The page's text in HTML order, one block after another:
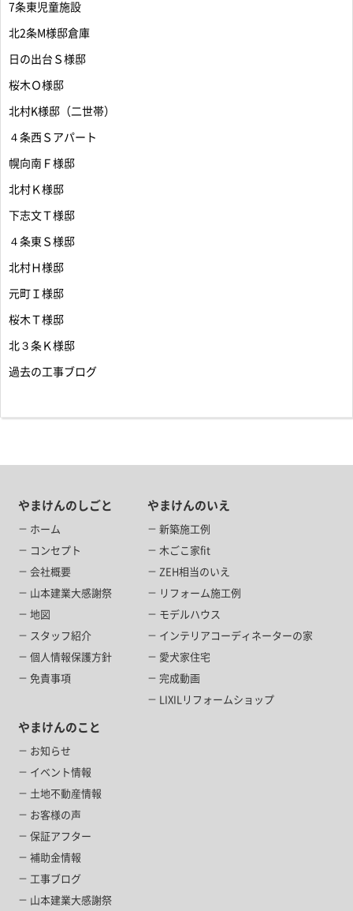
7条東児童施設
北2条M様邸倉庫
日の出台Ｓ様邸
桜木Ｏ様邸
北村K様邸（二世帯）
４条西Ｓアパート
幌向南Ｆ様邸
北村Ｋ様邸
下志文Ｔ様邸
４条東Ｓ様邸
北村Ｈ様邸
元町Ｉ様邸
桜木Ｔ様邸
北３条Ｋ様邸
過去の工事ブログ
やまけんのしごと
ホーム
コンセプト
会社概要
山本建業大感謝祭
地図
スタッフ紹介
個人情報保護方針
免責事項
やまけんのいえ
新築施工例
木ごこ家fit
ZEH相当のいえ
リフォーム施工例
モデルハウス
インテリアコーディネーターの家
愛犬家住宅
完成動画
LIXILリフォームショップ
やまけんのこと
お知らせ
イベント情報
土地不動産情報
お客様の声
保証アフター
補助金情報
工事ブログ
山本建業大感謝祭